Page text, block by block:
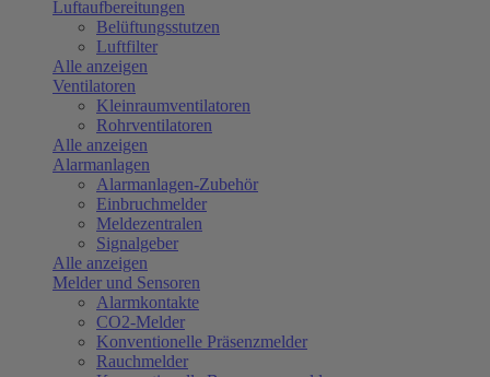
Luftaufbereitungen
Belüftungsstutzen
Luftfilter
Alle anzeigen
Ventilatoren
Kleinraumventilatoren
Rohrventilatoren
Alle anzeigen
Alarmanlagen
Alarmanlagen-Zubehör
Einbruchmelder
Meldezentralen
Signalgeber
Alle anzeigen
Melder und Sensoren
Alarmkontakte
CO2-Melder
Konventionelle Präsenzmelder
Rauchmelder